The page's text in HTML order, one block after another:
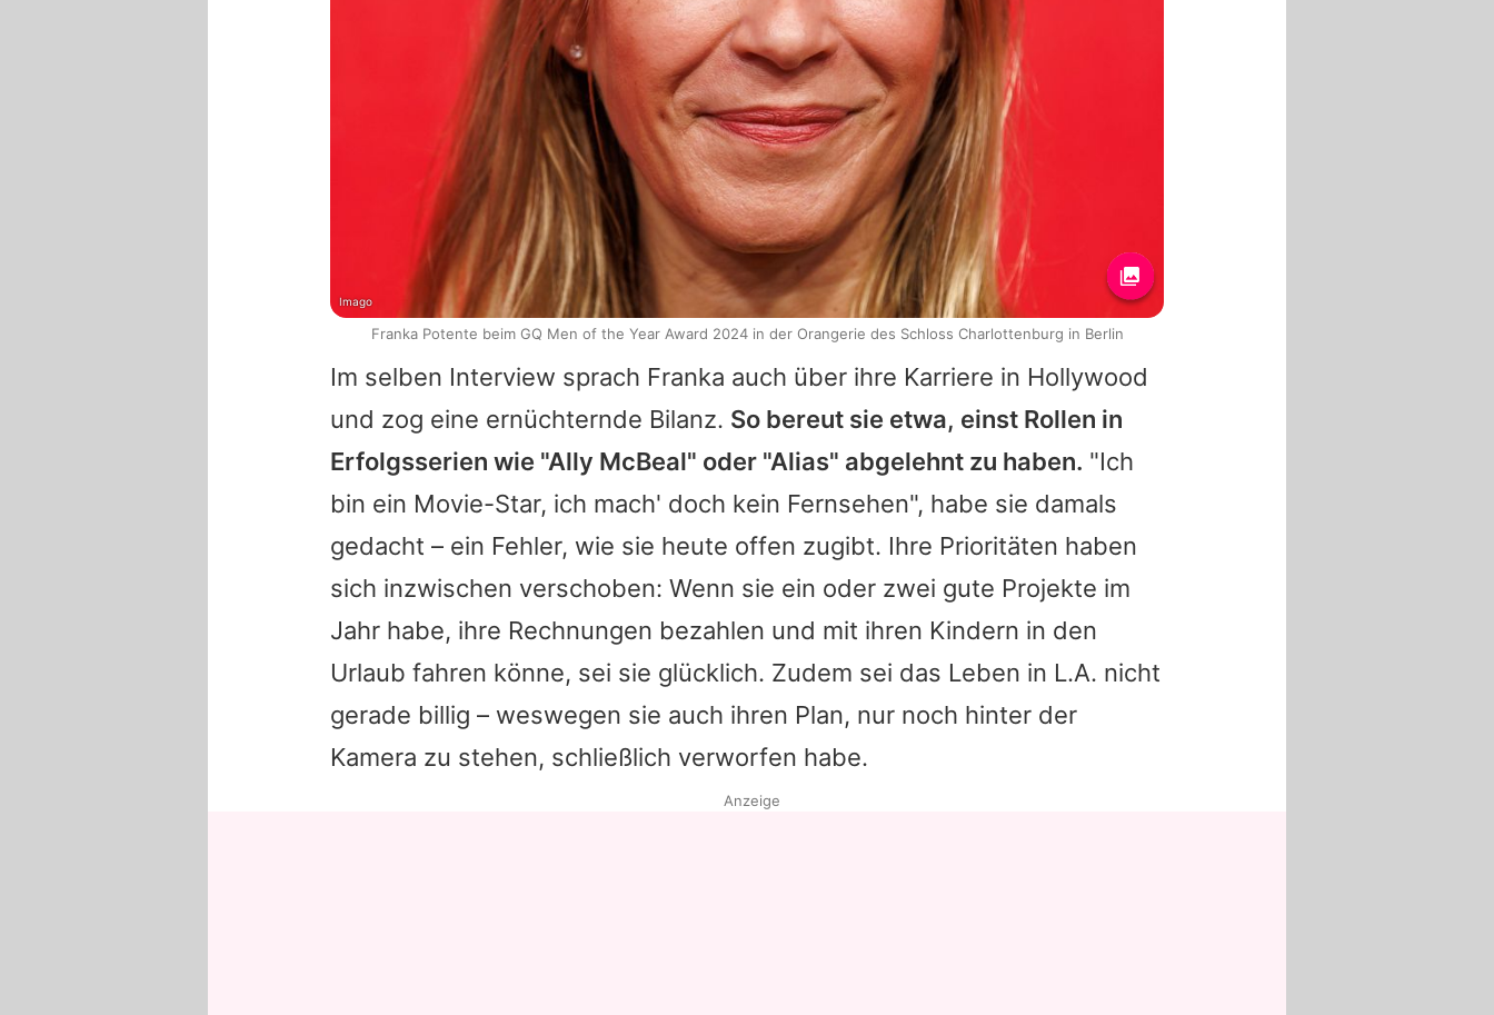
Im selben Interview sprach Franka auch über ihre Karriere in Hollywood
und zog eine ernüchternde Bilanz. So bereut sie etwa, einst Rollen in
Erfolgsserien wie "Ally McBeal" oder "Alias" abgelehnt zu haben. "Ich
bin ein Movie-Star, ich mach' doch kein Fernsehen", habe sie damals
gedacht – ein Fehler, wie sie heute offen zugibt. Ihre Prioritäten haben
sich inzwischen verschoben: Wenn sie ein oder zwei gute Projekte im
Jahr habe, ihre Rechnungen bezahlen und mit ihren Kindern in den
Urlaub fahren könne, sei sie glücklich. Zudem sei das Leben in L.A. nicht
gerade billig – weswegen sie auch ihren Plan, nur noch hinter der
Kamera zu stehen, schließlich verworfen habe.
Imago
Franka Potente beim GQ Men of the Year Award 2024 in der Orangerie des Schloss Charlottenburg in Berlin
Anzeige